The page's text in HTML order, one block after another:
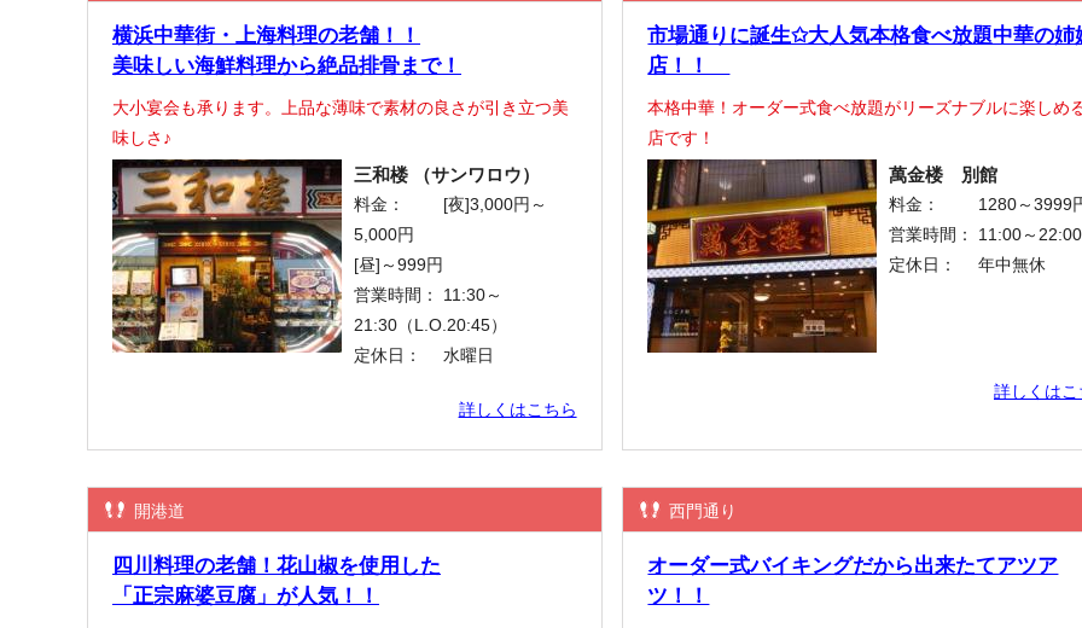
横浜中華街・上海料理の老舗！！
美味しい海鮮料理から絶品排骨まで！
大小宴会も承ります。上品な薄味で素材の良さが引き立つ美
味しさ♪
三和楼 （サンワロウ）
料金：
[夜]3,000円～
5,000円
[昼]～999円
営業時間：
11:30～
21:30（L.O.20:45）
定休日：
水曜日
詳しくはこちら
市場通りに誕生✩大人気本格食べ放題中華の姉
店！！
本格中華！オーダー式食べ放題がリーズナブルに楽しめ
店です！
萬金楼 別館
料金：
1280～3999
営業時間：
11:00～22:00
定休日：
年中無休
詳しくはこ
開港道
四川料理の老舗！花山椒を使用した
「正宗麻婆豆腐」が人気！！
西門通り
オーダー式バイキングだから出来たてアツア
ツ！！